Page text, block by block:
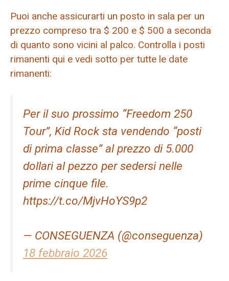
Puoi anche assicurarti un posto in sala per un
prezzo compreso tra $ 200 e $ 500 a seconda
di quanto sono vicini al palco. Controlla i posti
rimanenti qui e vedi sotto per tutte le date
rimanenti:
Per il suo prossimo “Freedom 250
Tour”, Kid Rock sta vendendo “posti
di prima classe” al prezzo di 5.000
dollari al pezzo per sedersi nelle
prime cinque file.
https://t.co/MjvHoYS9p2
— CONSEGUENZA (@conseguenza)
18 febbraio 2026